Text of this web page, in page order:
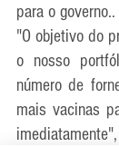
para o governo..
"O objetivo do
o nosso
número de
mais vacinas